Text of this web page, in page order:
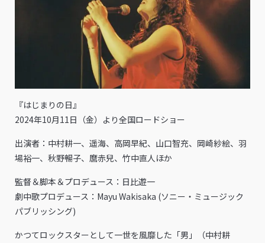
『はじまりの日』
2024年10月11日（金）より全国ロードショー
出演者：中村耕一、遥海、高岡早紀、山口智充、岡崎紗絵、羽
場裕一、秋野暢子、麿赤兒、竹中直人ほか
監督＆脚本＆プロデュース：日比遊一
劇中歌プロデュース：Mayu Wakisaka (ソニー・ミュージック
パブリッシング)
かつてロックスターとして一世を風靡した「男」（中村耕